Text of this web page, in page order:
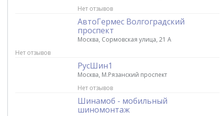
Нет отзывов
АвтоГермес Волгоградский
проспект
Москва, Сормовская улица, 21 А
Нет отзывов
РусШин1
Москва, М.Рязанский проспект
Нет отзывов
Шинамоб - мобильный
шиномонтаж